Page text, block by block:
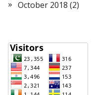
October 2018 (2)